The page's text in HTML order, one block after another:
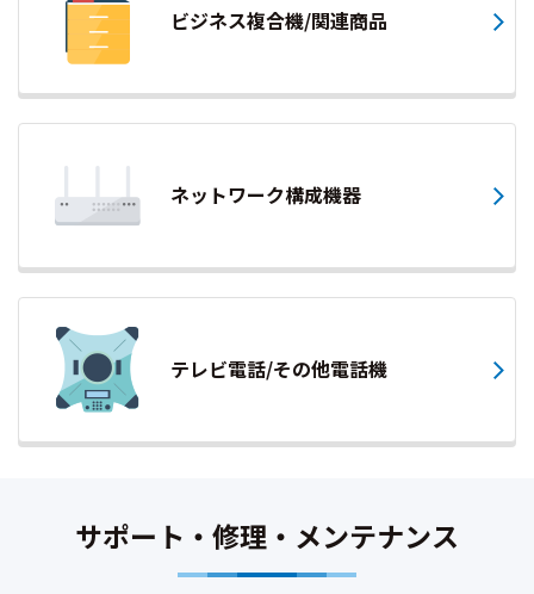
ビジネス複合機/関連商品
ネットワーク構成機器
テレビ電話/その他電話機
サポート・修理・メンテナンス